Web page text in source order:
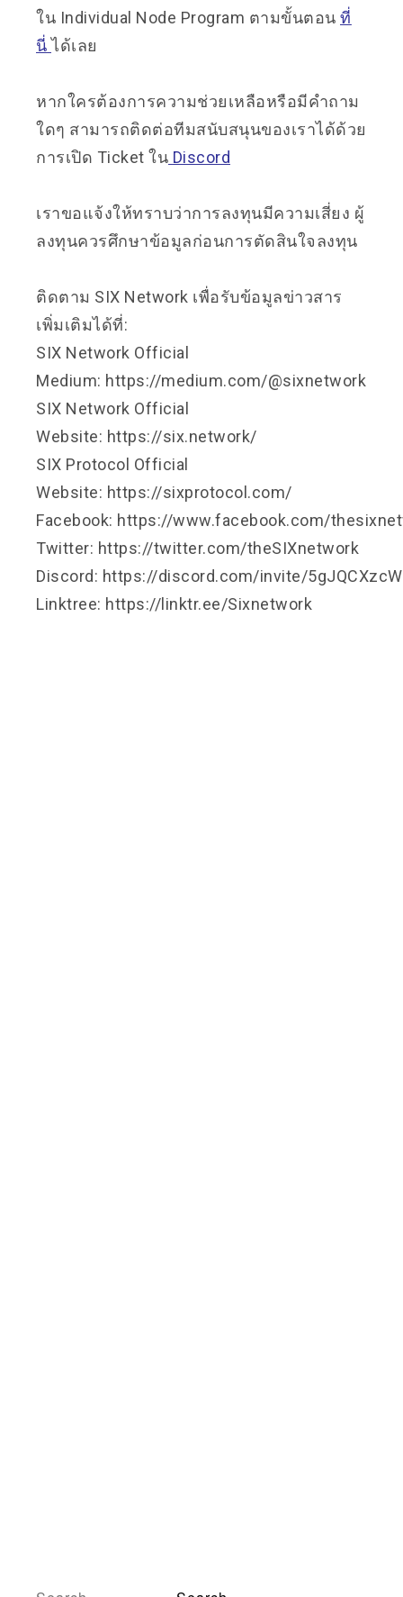
ใน Individual Node Program ตามขั้นตอน ที่
นี่ ได้เลย
หากใครต้องการความช่วยเหลือหรือมีคำถาม
ใดๆ สามารถติดต่อทีมสนับสนุนของเราได้ด้วย
การเปิด Ticket ใน Discord
เราขอแจ้งให้ทราบว่าการลงทุนมีความเสี่ยง ผู้
ลงทุนควรศึกษาข้อมูลก่อนการตัดสินใจลงทุน
ติดตาม SIX Network เพื่อรับข้อมูลข่าวสาร
เพิ่มเติมได้ที่:
SIX Network Official
Medium: https://medium.com/@sixnetwork
SIX Network Official
Website: https://six.network/
SIX Protocol Official
Website: https://sixprotocol.com/
Facebook: https://www.facebook.com/
Twitter: https://twitter.com/theSIXnetwork
Discord: https://discord.com/invite/
Linktree: https://linktr.ee/Sixnetwork